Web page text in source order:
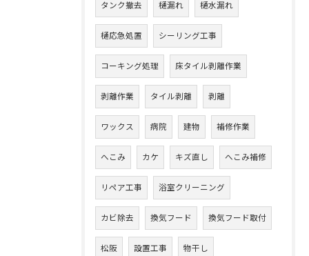
タンク撤去 樋漏れ 樋水漏れ
樋応急処置 シーリング工事
コーキング処理 床タイル剥離作業
剥離作業 タイル剥離 剥離
ワックス 病院 建物 補修作業
へこみ カケ キズ直し へこみ補修
リペア工事 浴室クリーニング
カビ除去 換気フード 換気フード取付
松阪 設置工事 物干し